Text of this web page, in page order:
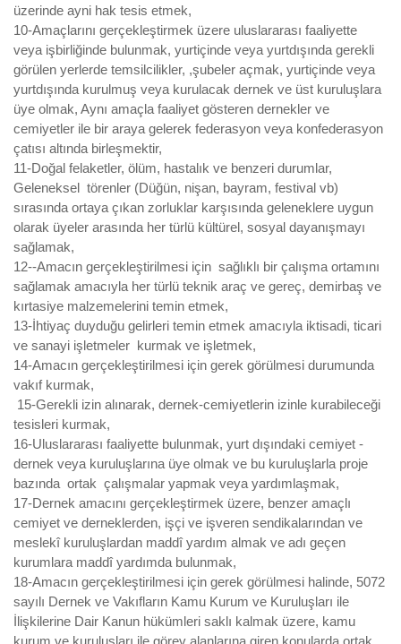
üzerinde ayni hak tesis etmek,
10-Amaçlarını gerçekleştirmek üzere uluslararası faaliyette
veya işbirliğinde bulunmak, yurtiçinde veya yurtdışında gerekli
görülen yerlerde temsilcilikler, ,şubeler açmak, yurtiçinde veya
yurtdışında kurulmuş veya kurulacak dernek ve üst kuruluşlara
üye olmak, Aynı amaçla faaliyet gösteren dernekler ve
cemiyetler ile bir araya gelerek federasyon veya konfederasyon
çatısı altında birleşmektir,
11-Doğal felaketler, ölüm, hastalık ve benzeri durumlar,
Geleneksel törenler (Düğün, nişan, bayram, festival vb)
sırasında ortaya çıkan zorluklar karşısında geleneklere uygun
olarak üyeler arasında her türlü kültürel, sosyal dayanışmayı
sağlamak,
12--Amacın gerçekleştirilmesi için sağlıklı bir çalışma ortamını
sağlamak amacıyla her türlü teknik araç ve gereç, demirbaş ve
kırtasiye malzemelerini temin etmek,
13-İhtiyaç duyduğu gelirleri temin etmek amacıyla iktisadi, ticari
ve sanayi işletmeler kurmak ve işletmek,
14-Amacın gerçekleştirilmesi için gerek görülmesi durumunda
vakıf kurmak,
15-Gerekli izin alınarak, dernek-cemiyetlerin izinle kurabileceği
tesisleri kurmak,
16-Uluslararası faaliyette bulunmak, yurt dışındaki cemiyet -
dernek veya kuruluşlarına üye olmak ve bu kuruluşlarla proje
bazında ortak çalışmalar yapmak veya yardımlaşmak,
17-Dernek amacını gerçekleştirmek üzere, benzer amaçlı
cemiyet ve derneklerden, işçi ve işveren sendikalarından ve
meslekî kuruluşlardan maddî yardım almak ve adı geçen
kurumlara maddî yardımda bulunmak,
18-Amacın gerçekleştirilmesi için gerek görülmesi halinde, 5072
sayılı Dernek ve Vakıfların Kamu Kurum ve Kuruluşları ile
İlişkilerine Dair Kanun hükümleri saklı kalmak üzere, kamu